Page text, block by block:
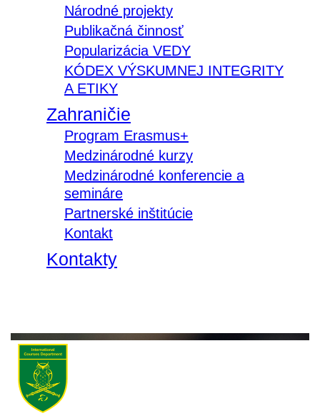
Národné projekty
Publikačná činnosť
Popularizácia VEDY
KÓDEX VÝSKUMNEJ INTEGRITY
A ETIKY
Zahraničie
Program Erasmus+
Medzinárodné kurzy
Medzinárodné konferencie a
semináre
Partnerské inštitúcie
Kontakt
Kontakty